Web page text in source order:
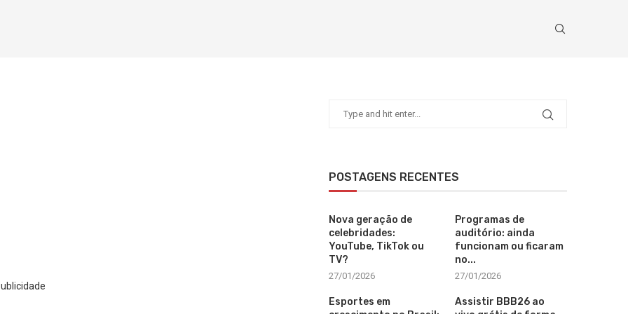
POSTAGENS RECENTES
Nova geração de
celebridades:
YouTube, TikTok ou
TV?
27/01/2026
Programas de
auditório: ainda
funcionam ou ficaram
no...
27/01/2026
Esportes em
Assistir BBB26 ao